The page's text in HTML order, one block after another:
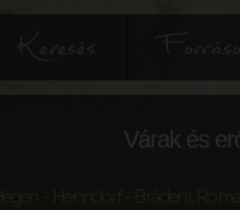
Keresés
Várak és
Hégen - Henndorf - Brădeni